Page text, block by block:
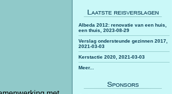
Albeda 2012: renovatie van een huis,
een thuis, 2023-08-29
Verslag ondersteunde gezinnen 2017,
2021-03-03
Kerstactie 2020, 2021-03-03
Meer...